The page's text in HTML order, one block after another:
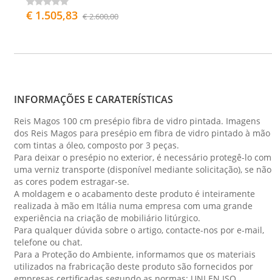
€ 1.505,83 € 2.600,00
INFORMAÇÕES E CARATERÍSTICAS
Reis Magos 100 cm presépio fibra de vidro pintada. Imagens
dos Reis Magos para presépio em fibra de vidro pintado à mão
com tintas a óleo, composto por 3 peças.
Para deixar o presépio no exterior, é necessário protegê-lo com
uma verniz transporte (disponível mediante solicitação), se não
as cores podem estragar-se.
A moldagem e o acabamento deste produto é inteiramente
realizada à mão em Itália numa empresa com uma grande
experiência na criação de mobiliário litúrgico.
Para qualquer dúvida sobre o artigo, contacte-nos por e-mail,
telefone ou chat.
Para a Proteção do Ambiente, informamos que os materiais
utilizados na frabricação deste produto são fornecidos por